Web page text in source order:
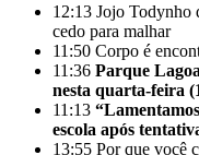
12:13 Jojo Todynho
cedo para malhar
11:50 Corpo é
11:36 Parque
nesta quarta-feira
11:13
escola após
13:55 Por que você